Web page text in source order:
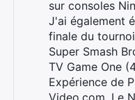
sur consoles
J'ai également
finale du
Super Smash
TV Game One
Expérience de
Video.com, Le